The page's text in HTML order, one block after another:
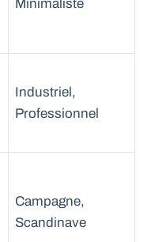
Minimaliste
Industriel,
Professionnel
Campagne,
Scandinave